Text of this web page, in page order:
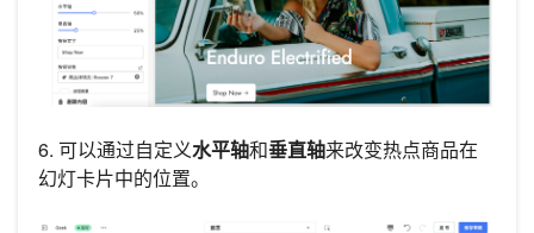
6. 可以通过自定义水平轴和垂直轴来改变热点商品在
幻灯卡片中的位置。